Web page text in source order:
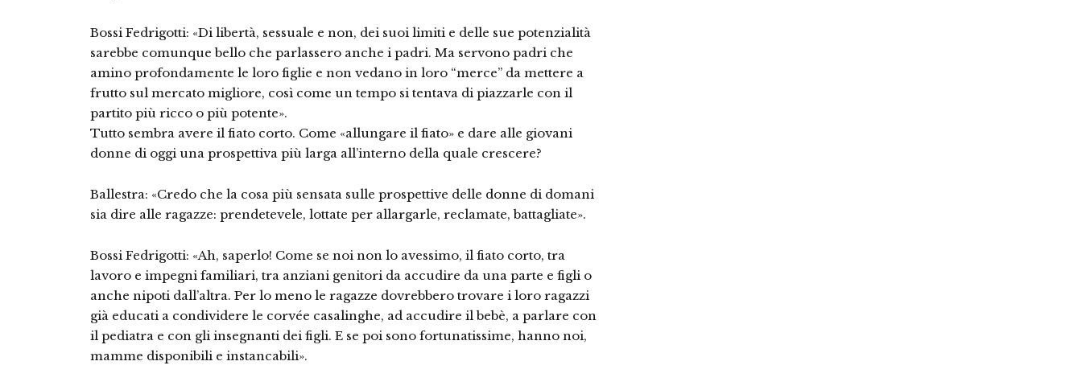
Bossi Fedrigotti: «Di libertà, sessuale e non, dei suoi limiti e delle sue potenzialità
sarebbe comunque bello che parlassero anche i padri. Ma servono padri che
amino profondamente le loro figlie e non vedano in loro “merce” da mettere a
frutto sul mercato migliore, così come un tempo si tentava di piazzarle con il
partito più ricco o più potente».
Tutto sembra avere il fiato corto. Come «allungare il fiato» e dare alle giovani
donne di oggi una prospettiva più larga all’interno della quale crescere?
Ballestra: «Credo che la cosa più sensata sulle prospettive delle donne di domani
sia dire alle ragazze: prendetevele, lottate per allargarle, reclamate, battagliate».
Bossi Fedrigotti: «Ah, saperlo! Come se noi non lo avessimo, il fiato corto, tra
lavoro e impegni familiari, tra anziani genitori da accudire da una parte e figli o
anche nipoti dall’altra. Per lo meno le ragazze dovrebbero trovare i loro ragazzi
già educati a condividere le corvée casalinghe, ad accudire il bebè, a parlare con
il pediatra e con gli insegnanti dei figli. E se poi sono fortunatissime, hanno noi,
mamme disponibili e instancabili».